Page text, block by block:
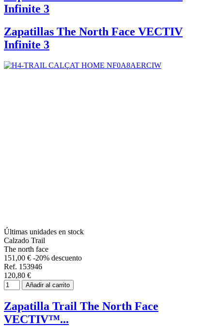
Infinite 3
Zapatillas The North Face VECTIV
Infinite 3
Últimas unidades en stock
Calzado Trail
The north face
151,00 € -20% descuento
Ref. 153946
120,80 €
Añadir al carrito
Zapatilla Trail The North Face
VECTIV™...